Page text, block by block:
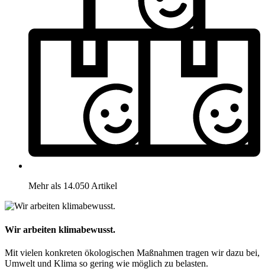
Mehr als 14.050 Artikel
Wir arbeiten klimabewusst.
Mit vielen konkreten ökologischen Maßnahmen tragen wir dazu bei,
Umwelt und Klima so gering wie möglich zu belasten.